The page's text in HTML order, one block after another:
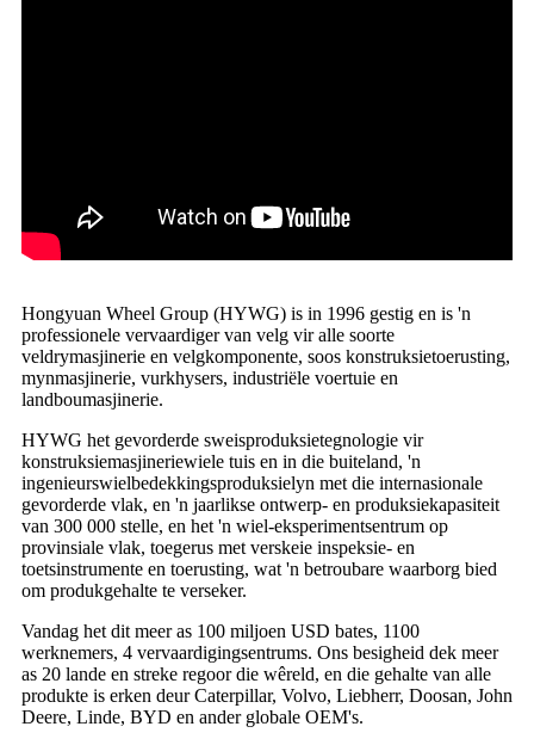
Hongyuan Wheel Group (HYWG) is in 1996 gestig en is 'n
professionele vervaardiger van velg vir alle soorte
veldrymasjinerie en velgkomponente, soos konstruksietoerusting,
mynmasjinerie, vurkhysers, industriële voertuie en
landboumasjinerie.
HYWG het gevorderde sweisproduksietegnologie vir
konstruksiemasjineriewiele tuis en in die buiteland, 'n
ingenieurswielbedekkingsproduksielyn met die internasionale
gevorderde vlak, en 'n jaarlikse ontwerp- en produksiekapasiteit
van 300 000 stelle, en het 'n wiel-eksperimentsentrum op
provinsiale vlak, toegerus met verskeie inspeksie- en
toetsinstrumente en toerusting, wat 'n betroubare waarborg bied
om produkgehalte te verseker.
Vandag het dit meer as 100 miljoen USD bates, 1100
werknemers, 4 vervaardigingsentrums. Ons besigheid dek meer
as 20 lande en streke regoor die wêreld, en die gehalte van alle
produkte is erken deur Caterpillar, Volvo, Liebherr, Doosan, John
Deere, Linde, BYD en ander globale OEM's.